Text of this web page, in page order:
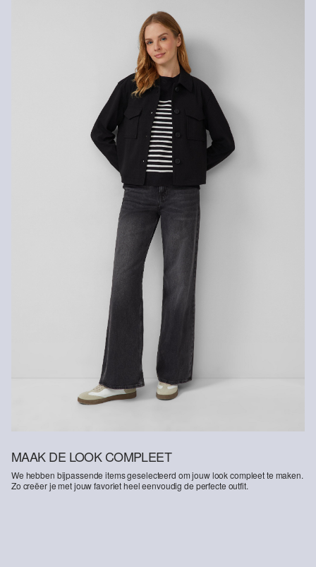
Niet bleken met chloor
Niet geschikt voor de droger
Fijnwasprogramma 30 °C
Niet heet strijken
Geen chemische reiniging mogelijk
Je kunt je artikelen binnen 14 dagen gratis aan ons retourneren.
Als je onze s.Oliver Card hebt, kun je artikelen zelfs binnen 30
dagen gratis retourneren.
MAAK DE LOOK COMPLEET
We hebben bijpassende items geselecteerd om jouw look compleet te maken.
Zo creëer je met jouw favoriet heel eenvoudig de perfecte outfit.